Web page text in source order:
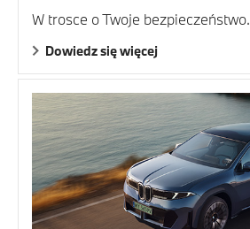
W trosce o Twoje bezpieczeństwo.
Dowiedz się więcej